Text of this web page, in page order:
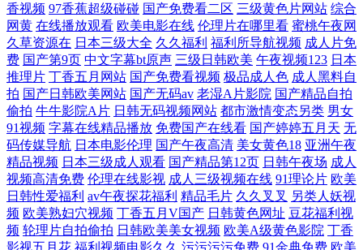
韩欧美色图 91大香蕉超碰在线 91香蕉tv 国产成人福利午夜一区 美日欧韩
一二三 手机看片1088 91后入美女蜜桃 99大香蕉 国产黑丝TV 日本韩国在
线不卡视频 91爱豆传媒资源在线观看 www91视频大全 在线成人AV av导
航网第一福利 手机免费福利视频91 91精产国品影院网址
香视频 97香蕉超级碰碰 国产免费看二区 三级黄色片网站 综合
网黄 在线播放观看 欧美电影在线 伦理片在哪里看 蜜桃午夜网
久草资源在 日本三级大全 久久福利 福利所导航视频 成人片免
费 国产第9页 中文字幕bt原声 三级日韩欧美 午夜视频123 日本
推理片 丁香五月网站 国产免费看视频 极品成人色 成人黑料自
拍 国产日韩欧美网站 国产无码av 老湿A片影院 国产精品自拍
偷拍 牛牛影院A片 日韩无码视频网站 都市激情变态另类 男女
91视频 字幕在线精品播放 免费国产在线看 国产婷婷五月天 无
码传媒导航 日本电影伦理 国产午夜高清 美女黄色18 亚洲午夜
精品视频 日本三级成人观看 国产精品第12页 日韩午夜场 成人
视频高清免费 伦理在线影视 成人三级视频在线 91理论片 欧美
日韩性爱福利 av午夜探花福利 精品毛片 久久叉叉 另类人妖视
频 欧美熟妇穴视频 丁香五月V国产 日韩黄色网址 豆花福利视
频 轮理片自拍偷拍 日韩欧美美女视频 欧美A级黄色影院 丁香